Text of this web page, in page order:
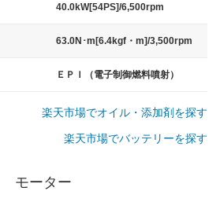
40.0kW[54PS]/6,500rpm
63.0N･m[6.4kgf・m]/3,500rpm
ＥＰＩ（電子制御燃料噴射）
楽天市場でオイル・添加剤を探す
楽天市場でバッテリーを探す
モーター